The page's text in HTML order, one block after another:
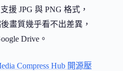
援 JPG 與 PNG 格式，
畫質幾乎看不出差異，
Drive。
Compress Hub 開源壓